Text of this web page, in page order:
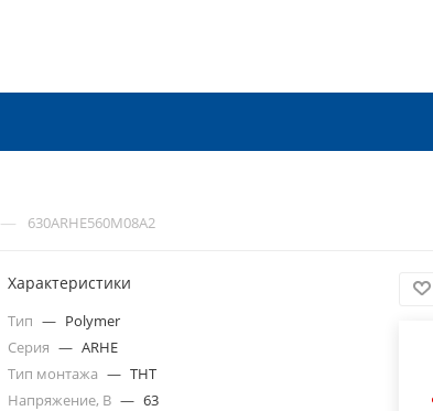
— 630ARHE560M08A2
Характеристики
Тип — Polymer
Серия — ARHE
Тип монтажа — THT
Напряжение, В — 63